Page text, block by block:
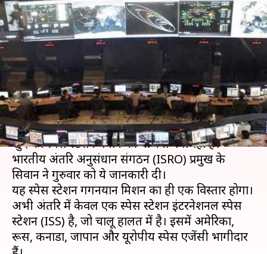
खुद का स्पेस स्टेशन बनाने पर विचार
कर रहा भारत, ISRO प्रमुख ने किया
खुलासा
लेखन मुकुल तोमर Jun 13, 2019
क्या है खबर?
अंतरिक्ष क्षेत्र में तेजी से अपने कदम बढ़ा रहा भारत अब अपना
खुद का स्पेस स्टेशन बनाने की योजना बना रहा है।
भारतीय अंतरिक्ष अनुसंधान संगठन (ISRO) प्रमुख के
सिवान ने गुरुवार को ये जानकारी दी।
यह स्पेस स्टेशन गगनयान मिशन का ही एक विस्तार होगा।
अभी अंतरिक्ष में केवल एक स्पेस स्टेशन इंटरनेशनल स्पेस
स्टेशन (ISS) है, जो चालू हालत में है। इसमें अमेरिका,
रूस, कनाडा, जापान और यूरोपीय स्पेस एजेंसी भागीदार